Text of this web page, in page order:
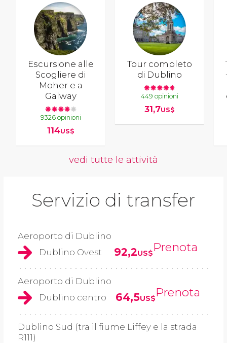
Escursione alle
Scogliere di
Moher e a
Galway
9326 opinioni
114US$
Tour completo
di Dublino
449 opinioni
31,7US$
vedi tutte le attività
Servizio di transfer
Aeroporto di Dublino
Dublino Ovest
92,2US$Prenota
Aeroporto di Dublino
Dublino centro
64,5US$Prenota
Dublino Sud (tra il fiume Liffey e la strada
R111)